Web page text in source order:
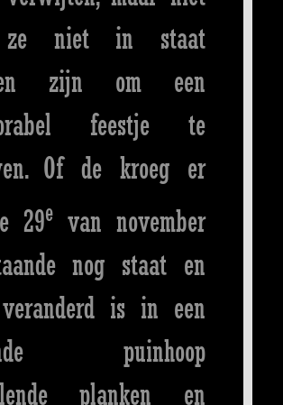
niet in staat
zijn om een
feestje te
Of de kroeg er
29e van november
nog staat en
is in een
puinhoop
planken en